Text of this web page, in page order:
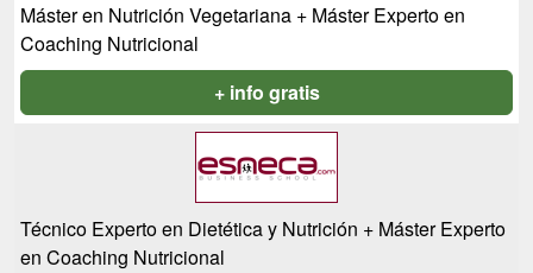
Máster en Nutrición Vegetariana + Máster Experto en
Coaching Nutricional
+ info gratis
Técnico Experto en Dietética y Nutrición + Máster Experto
en Coaching Nutricional